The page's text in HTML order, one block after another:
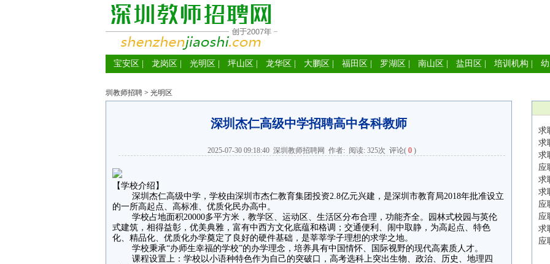
宝安区 龙岗区 光明区 坪山区 龙华区 大鹏区 福田区 罗湖区 南山区 盐田区 培训机构
圳教师招聘 > 光明区
深圳杰仁高级中学招聘高中各科教师
2025-07-30 09:18:40 深圳教师招聘网 作者: 阅读: 325次 评论( 0 )
【学校介绍】
深圳杰仁高级中学，学校由深圳市杰仁教育集团投资2.8亿元兴建，是深圳市教育局2018年批准设立
的一所高起点、高标准、优质化民办高中。
学校占地面积20000多平方米，教学区、运动区、生活区分布合理，功能齐全。园林式校园与英伦
式建筑，相得益彰，优美典雅，富有中西方文化底蕴和格调；交通便利、闹中取静，为高起点、特色
化、精品化、优质化办学奠定了良好的硬件基础，是莘莘学子理想的求学之地。
学校秉承“办师生幸福的学校”的办学理念，培养具有中国情怀、国际视野的现代高素质人才。
课程设置上：学校以小语种特色作为自己的突破口，高考选科上突出生物、政治、历史、地理四
求
求
求
应
求
求
应
应
求
应